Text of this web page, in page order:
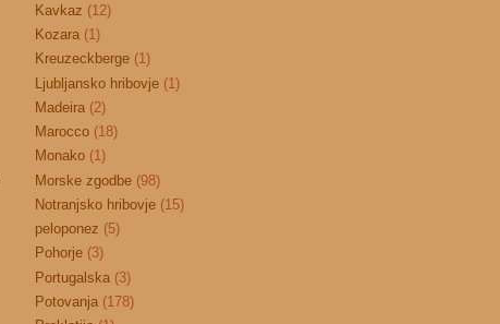
Kavkaz (12)
Kozara (1)
Kreuzeckberge (1)
Ljubljansko hribovje (1)
Madeira (2)
Marocco (18)
Monako (1)
Morske zgodbe (98)
Notranjsko hribovje (15)
peloponez (5)
Pohorje (3)
Portugalska (3)
Potovanja (178)